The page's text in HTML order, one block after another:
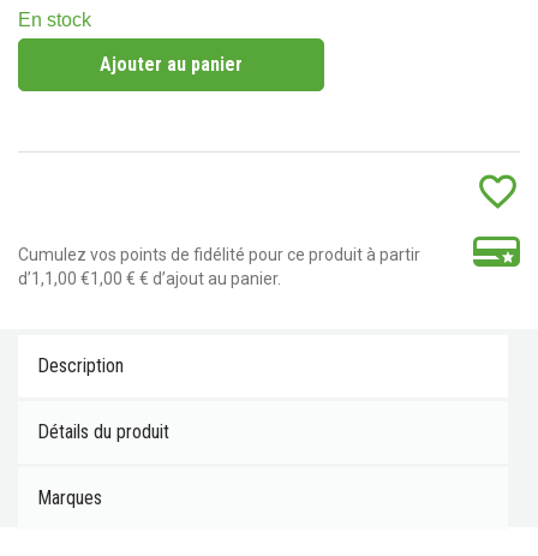
En stock
Ajouter au panier
favorite_border
Cumulez vos points de fidélité pour ce produit à partir
d’1,1,00 €1,00 € € d’ajout au panier.
Description
Détails du produit
Marques